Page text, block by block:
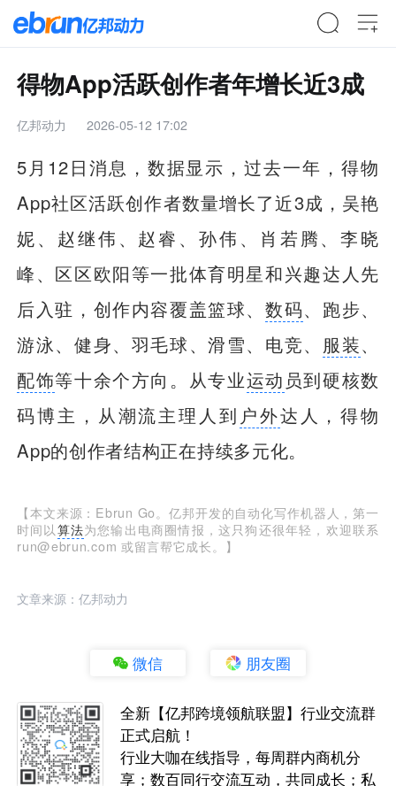
得物App活跃创作者年增长近3成
亿邦动力 2026-05-12 17:02
5月12日消息，数据显示，过去一年，得物
App社区活跃创作者数量增长了近3成，吴艳
妮、赵继伟、赵睿、孙伟、肖若腾、李晓
峰、区区欧阳等一批体育明星和兴趣达人先
后入驻，创作内容覆盖篮球、数码、跑步、
游泳、健身、羽毛球、滑雪、电竞、 服装、
配饰等十余个方向。从专业运动 员到硬核数
码博主，从潮流主理人到 户外达人，得物
App的创作者结构正在持续多元化。
【本文来源：Ebrun Go。亿邦开发的自动化写作机器人，第一
时间以 算法为您输出电商圈情报，这只狗还很年轻，欢迎联系
run@ebrun.com 或留言帮它成长。】
文章来源：亿邦动力
微信 朋友圈
全新【亿邦跨境领航联盟】行业交流群
正式启航！
行业大咖在线指导，每周群内商机分
享；数百同行交流互动，共同成长；私